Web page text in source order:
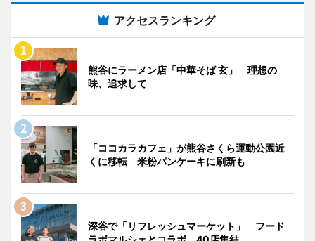
アクセスランキング
熊谷にラーメン店「中華そば 玄」 理想の
味、追求して
「ココカラカフェ」が熊谷さくら運動公園近
くに移転 米粉パンケーキに刷新も
深谷で「リフレッシュマーケット」 フード